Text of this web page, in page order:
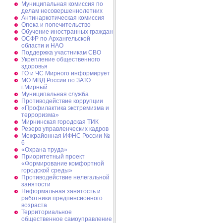
Муниципальная комиссия по
делам несовершеннолетних
Антинаркотическая комиссия
Опека и попечительство
Обучение иностранных граждан
ОСФР по Архангельской
области и НАО
Поддержка участникам СВО
Укрепление общественного
здоровья
ГО и ЧС Мирного информирует
МО МВД России по ЗАТО
г.Мирный
Муниципальная cлужба
Противодействие коррупции
«Профилактика экстремизма и
терроризма»
Мирнинская городская ТИК
Резерв управленческих кадров
Межрайонная ИФНС России №
6
«Охрана труда»
Приоритетный проект
«Формирование комфортной
городской среды»
Противодействие нелегальной
занятости
Неформальная занятость и
работники предпенсионного
возраста
Территориальное
общественное самоуправление